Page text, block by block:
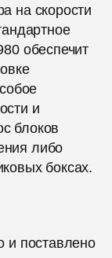
на скорости
обеспечит
и
блоков
либо
боксах.
и поставлено